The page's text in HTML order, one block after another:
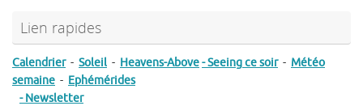
Lien rapides
Calendrier- Soleil - Heavens-Above- Seeing ce soir- Météo
semaine - Ephémérides
- Newsletter